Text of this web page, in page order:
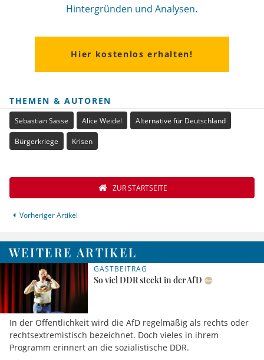
Hintergründen und Analysen.
Hier kostenlos erhalten!
THEMEN & AUTOREN
Sebastian Sasse Alice Weidel Alternative für Deutschland
Bürgerkriege Krisen
Vorheriger Artikel
ZUR STARTSEITE
WEITERE ARTIKEL
GASTBEITRAG
So viel DDR steckt in der AfD
In der Öffentlichkeit wird die AfD regelmäßig als rechts oder
rechtsextremistisch bezeichnet. Doch vieles in ihrem
Programm erinnert an die sozialistische DDR.